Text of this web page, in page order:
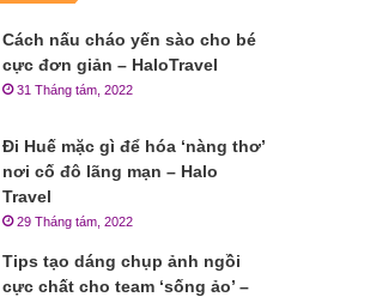
Cách nấu cháo yến sào cho bé
cực đơn giản – HaloTravel
31 Tháng tám, 2022
Đi Huế mặc gì để hóa ‘nàng thơ’
nơi cố đô lãng mạn – Halo
Travel
29 Tháng tám, 2022
Tips tạo dáng chụp ảnh ngồi
cực chất cho team ‘sống ảo’ –